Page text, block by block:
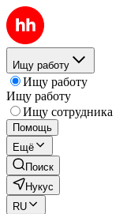
Ищу работу
Ищу работу
Ищу работу
Ищу сотрудника
Помощь
Ещё
Поиск
Нукус
RU